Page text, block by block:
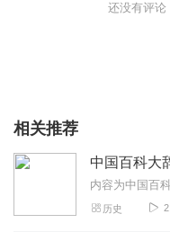
还没有评论
相关推荐
中国百科大
历史